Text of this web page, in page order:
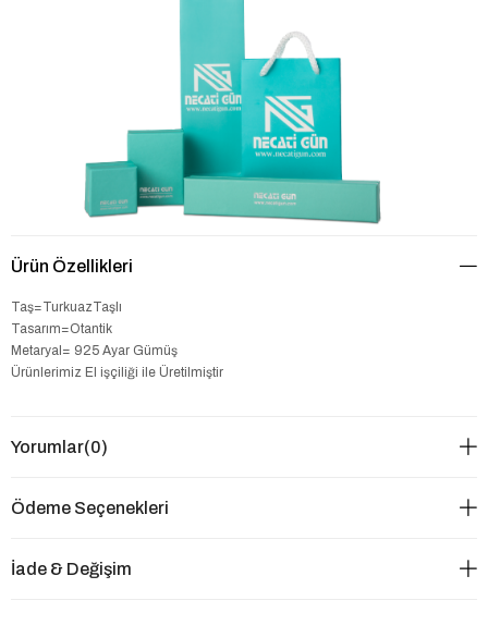
Ürün Özellikleri
Taş=TurkuazTaşlı
Tasarım=Otantik
Metaryal= 925 Ayar Gümüş
Ürünlerimiz El işçiliği ile Üretilmiştir
Yorumlar(0)
Ödeme Seçenekleri
İade & Değişim